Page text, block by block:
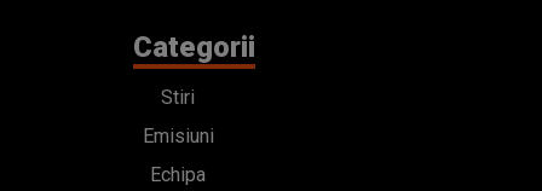
Categorii
Stiri
Emisiuni
Echipa